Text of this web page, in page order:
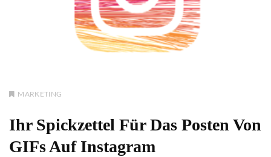
MARKETING
Ihr Spickzettel Für Das Posten Von
GIFs Auf Instagram